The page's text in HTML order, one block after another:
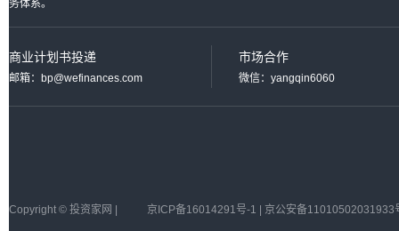
务体系。
商业计划书投递
邮箱：bp@wefinances.com
市场合作
微信：yangqin6060
Copyright © 投资家网 | 京ICP备16014291号-1 | 京公安备11010502031933